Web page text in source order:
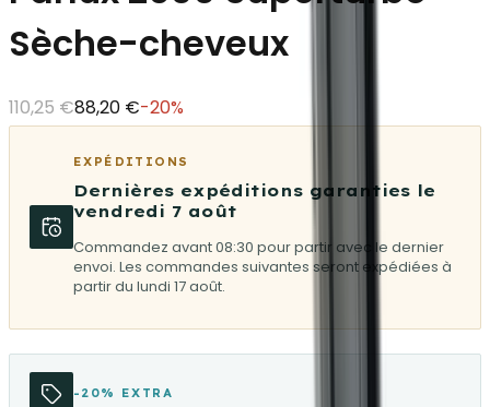
Sèche-cheveux
110,25 €88,20 €-20%
EXPÉDITIONS
Dernières expéditions garanties le
vendredi 7 août
Commandez avant 08:30 pour partir avec le dernier
envoi. Les commandes suivantes seront expédiées à
partir du lundi 17 août.
-20% EXTRA